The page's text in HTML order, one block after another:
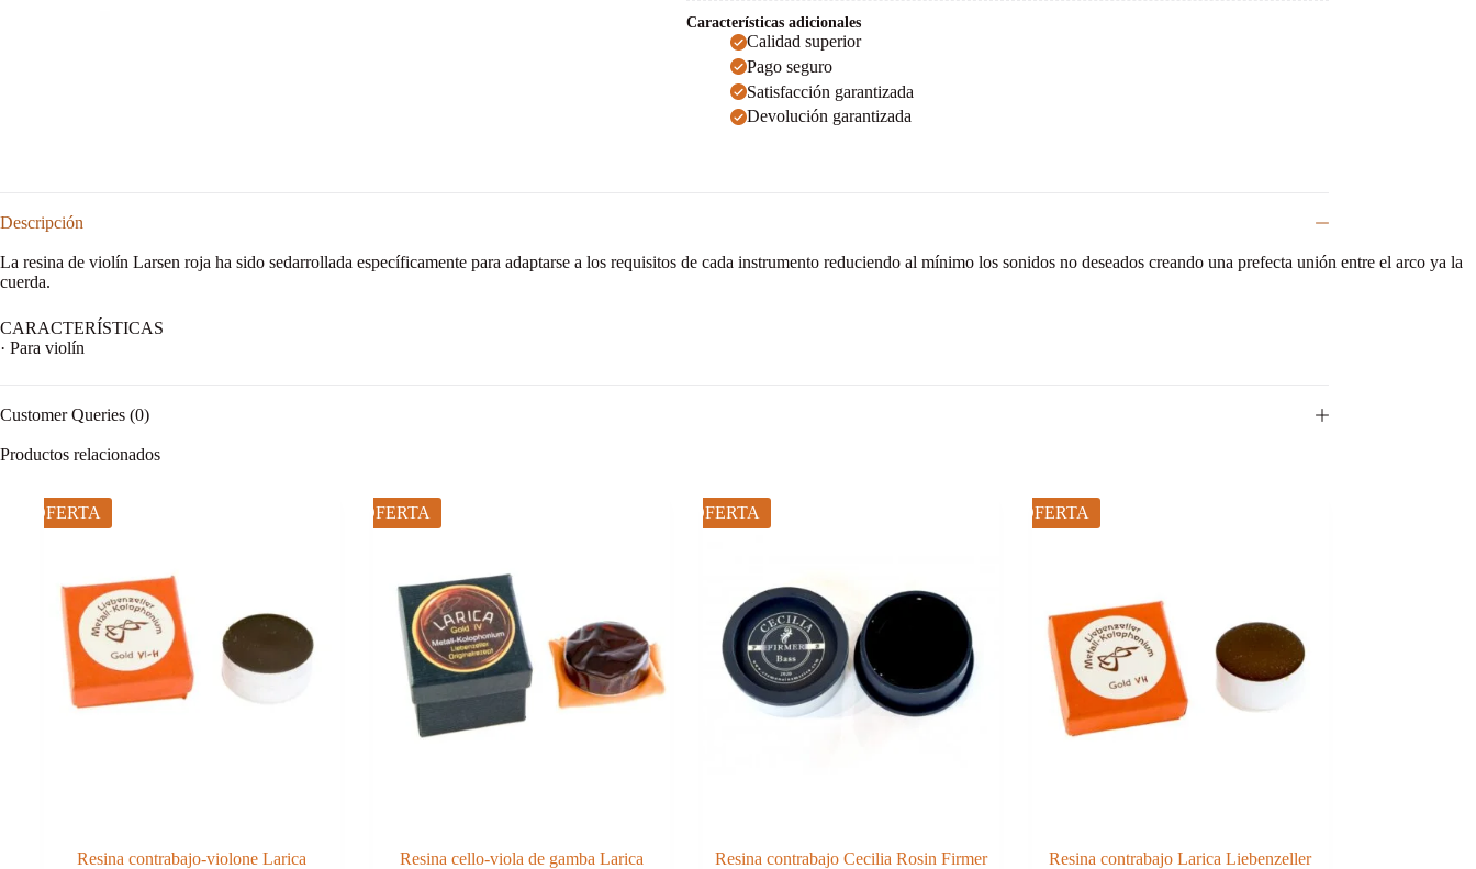
Características adicionales
Calidad superior
Pago seguro
Satisfacción garantizada
Devolución garantizada
Descripción
La resina de violín Larsen roja ha sido sedarrollada específicamente para adaptarse a los requisitos de cada instrumento reduciendo al mínimo los sonidos no deseados creando una prefecta unión entre el arco ya la
cuerda.
CARACTERÍSTICAS
· Para violín
Customer Queries (0)
Productos relacionados
OFERTA
Resina contrabajo-violone Larica
OFERTA
Resina cello-viola de gamba Larica
OFERTA
Resina contrabajo Cecilia Rosin Firmer
OFERTA
Resina contrabajo Larica Liebenzeller